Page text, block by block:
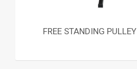
FREE STANDING PULLEY